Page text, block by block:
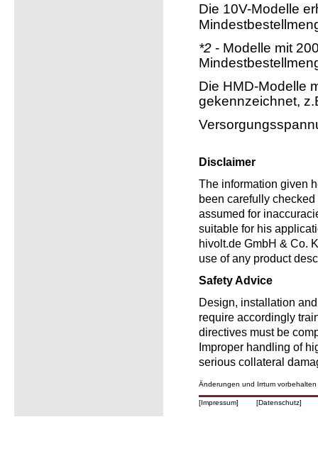
Die 10V-Modelle
*2 - Modelle mit
Die HMD-Modelle
gekennzeichnet,
Disclaimer
The information given
been carefully
assumed for
suitable for his
hivolt.de GmbH & Co.
use of any product
Safety Advice
Design, installation
require accordingly
directives must be
Improper handling of
serious collateral
[Impressum] [Datenschutz]
Änderungen und Irrtum vorbehalten